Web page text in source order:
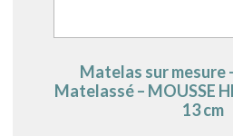
Matelas sur mesure
Matelassé – MOUSSE
13 cm